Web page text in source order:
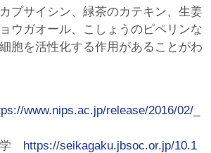
プサイシン、緑茶のカテキン、生姜
ウガオール、こしょうのピペリンな
胞を活性化する作用があることがわ
www.nips.ac.jp/release/2016/02/_
学 https://seikagaku.jbsoc.or.jp/10.1